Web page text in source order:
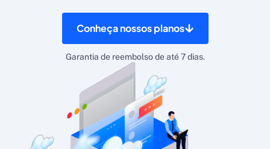
Conheça nossos planos
Garantia de reembolso de até 7 dias.